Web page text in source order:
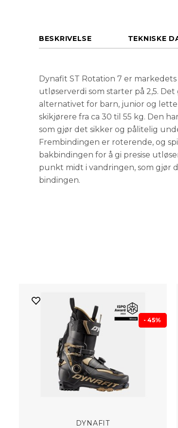
BESKRIVELSE TEKNISKE
Dynafit ST Rotation 7 er
utløserverdi som starter på 2,5.
alternativet for barn, junior og lette
skikjørere fra ca 30 til 55 kg. Den
som gjør det sikker og pålitelig
Frembindingen er roterende, og
bakbindingen for å gi presise
punkt midt i vandringen, som gjør
bindingen.
- 45%
DYNAFIT